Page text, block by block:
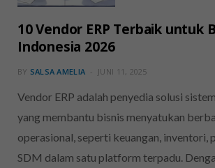
10 Vendor ERP Terbaik untuk
Indonesia 2026
BY SALSA AMELIA JUNI 11, 2025
Vendor ERP adalah penyedia solusi
yang membantu bisnis menyatukan
operasional, seperti keuangan, inventori,
SDM dalam satu platform terpadu.